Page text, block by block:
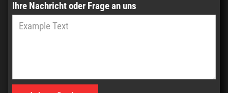
Ihre Nachricht oder Frage an uns